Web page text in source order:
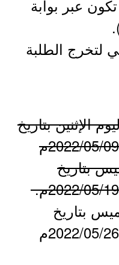
عبر بوابة
الطلبة
الإثنين بتاريخ
1443/10/08هـ الموافق 2022/05/09م
بتاريخ
بتاريخ
1443/10/25هـ الموافق 2022/05/26م